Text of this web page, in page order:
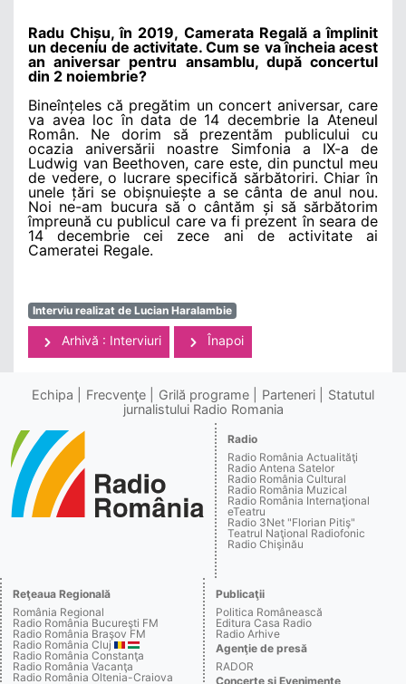
Radu Chișu, în 2019, Camerata Regală a împlinit
un deceniu de activitate. Cum se va încheia acest
an aniversar pentru ansamblu, după concertul
din 2 noiembrie?
Bineînțeles că pregătim un concert aniversar, care
va avea loc în data de 14 decembrie la Ateneul
Român. Ne dorim să prezentăm publicului cu
ocazia aniversării noastre Simfonia a IX-a de
Ludwig van Beethoven, care este, din punctul meu
de vedere, o lucrare specifică sărbătoriri. Chiar în
unele țări se obișnuiește a se cânta de anul nou.
Noi ne-am bucura să o cântăm și să sărbătorim
împreună cu publicul care va fi prezent în seara de
14 decembrie cei zece ani de activitate ai
Cameratei Regale.
Interviu realizat de Lucian Haralambie
Arhivă : Interviuri Înapoi
Echipa Frecvenţe Grilă programe Parteneri
Statutul
jurnalistului Radio Romania
Radio
Radio România Actualităţi
Radio Antena Satelor
Radio România Cultural
Radio România Muzical
Radio România Internaţional
eTeatru
Radio 3Net "Florian Pitiş"
Teatrul Naţional Radiofonic
Radio Chişinău
Reţeaua Regională
România Regional
Radio România Bucureşti FM
Radio România Braşov FM
Radio România Cluj
Radio România Constanţa
Radio România Vacanţa
Radio România Oltenia-Craiova
Publicaţii
Politica Românească
Editura Casa Radio
Radio Arhive
Agenţie de presă
RADOR
Concerte şi Evenimente